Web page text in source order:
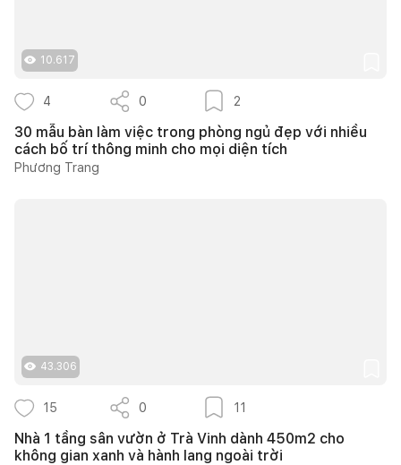
10.617
4 0 2
30 mẫu bàn làm việc trong phòng ngủ đẹp với nhiều
cách bố trí thông minh cho mọi diện tích
Phương Trang
43.306
15 0 11
Nhà 1 tầng sân vườn ở Trà Vinh dành 450m2 cho
không gian xanh và hành lang ngoài trời